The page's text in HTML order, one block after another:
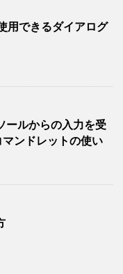
用できるダイアログ
ールからの入力を受
ンドレットの使い